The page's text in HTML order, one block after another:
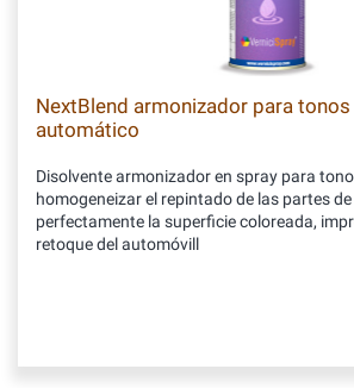
NextBlend armonizador para
automático
Disolvente armonizador en spray para
homogeneizar el repintado de las partes
perfectamente la superficie coloreada,
retoque del automóvill